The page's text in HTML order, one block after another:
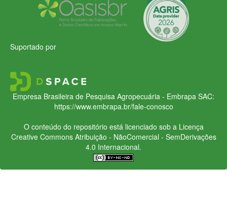
Suportado por
Empresa Brasileira de Pesquisa Agropecuária - Embrapa SAC:
https://www.embrapa.br/fale-conosco
O conteúdo do repositório está licenciado sob a Licença
Creative CommonsAtribuição - NãoComercial - SemDerivações
4.0 Internacional.